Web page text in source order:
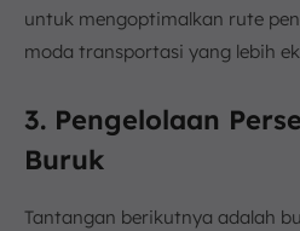
untuk mengoptimalkan rute
moda transportasi yang lebih
3. Pengelolaan
Buruk
Tantangan berikutnya adalah